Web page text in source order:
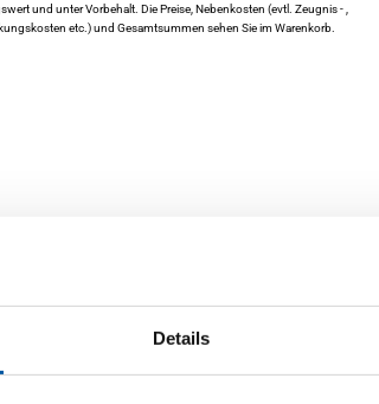
Details
und unter Vorbehalt. Die Preise, Nebenkosten (evtl. Zeugnis - ,
etc.) und Gesamtsummen sehen Sie im Warenkorb.